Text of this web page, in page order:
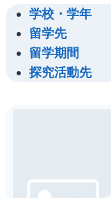
学校・学年
留学先マレ
留学期間 ３
探究活動先